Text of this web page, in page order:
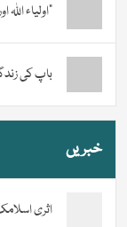
“اولیاء
باپ کی
خبریں
اثری